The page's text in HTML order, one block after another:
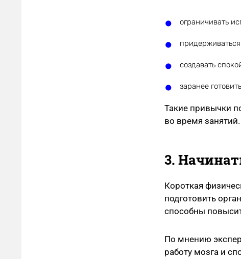
ограничивать
создавать
заранее
Такие привычки
во время занятий.
3.
Короткая
подготовить
способны
По мнению
работу мозга и